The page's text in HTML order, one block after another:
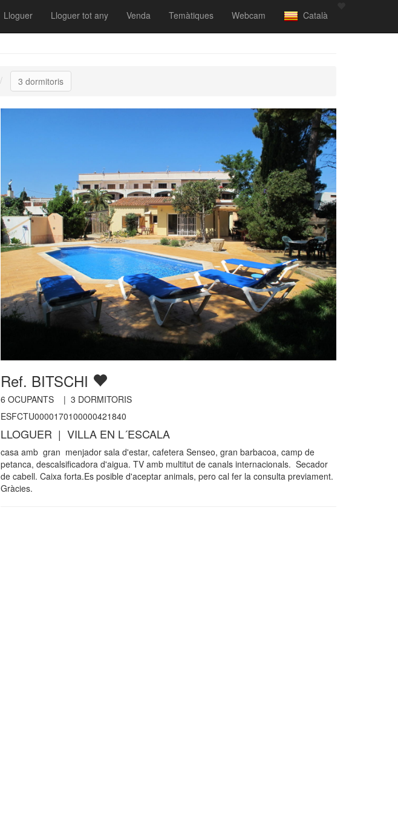
Lloguer Lloguer tot any Venda Temàtiques Webcam Català
3 dormitoris
Ref. BITSCHI
6 OCUPANTS | 3 DORMITORIS
ESFCTU0000170100000421840
LLOGUER | VILLA EN L´ESCALA
casa amb gran menjador sala d'estar, cafetera Senseo, gran barbacoa, camp de
petanca, descalsificadora d'aigua. TV amb multitut de canals internacionals. Secador
de cabell. Caixa forta.Es posible d'aceptar animals, pero cal fer la consulta previament.
Gràcies.